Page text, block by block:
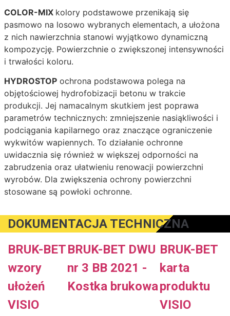
COLOR-MIX kolory podstawowe przenikają się
pasmowo na losowo wybranych elementach, a ułożona
z nich nawierzchnia stanowi wyjątkowo dynamiczną
kompozycję. Powierzchnie o zwiększonej intensywności
i trwałości koloru.
HYDROSTOP ochrona podstawowa polega na
objętościowej hydrofobizacji betonu w trakcie
produkcji. Jej namacalnym skutkiem jest poprawa
parametrów technicznych: zmniejszenie nasiąkliwości i
podciągania kapilarnego oraz znaczące ograniczenie
wykwitów wapiennych. To działanie ochronne
uwidacznia się również w większej odporności na
zabrudzenia oraz ułatwieniu renowacji powierzchni
wyrobów. Dla zwiększenia ochrony powierzchni
stosowane są powłoki ochronne.
DOKUMENTACJA TECHNICZNA
BRUK-BET
wzory
ułożeń
VISIO
BRUK-BET DWU
nr 3 BB 2021 -
Kostka brukowa
BRUK-BET
karta
produktu
VISIO